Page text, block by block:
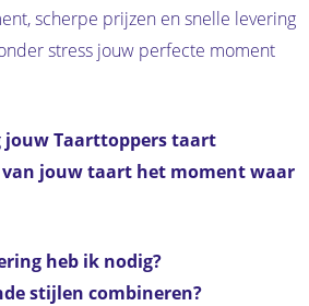
scherpe prijzen en snelle levering
stress jouw perfecte moment
jouw Taarttoppers taart
jouw taart het moment waar
heb ik nodig?
stijlen combineren?